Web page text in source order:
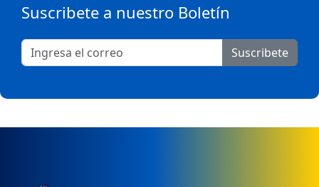
Suscribete a nuestro Boletín
Suscribete